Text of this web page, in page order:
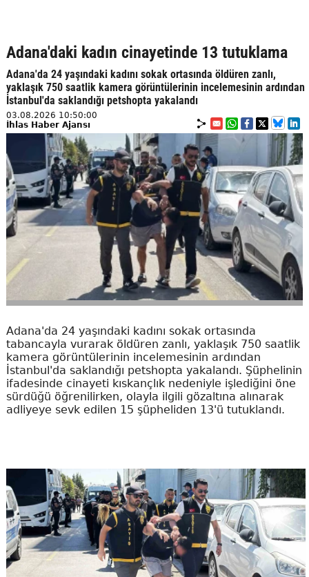
Adana'daki kadın cinayetinde 13 tutuklama
Adana'da 24 yaşındaki kadını sokak ortasında öldüren zanlı,
yaklaşık 750 saatlik kamera görüntülerinin incelemesinin ardından
İstanbul'da saklandığı petshopta yakalandı
03.08.2026 10:50:00
İhlas Haber Ajansı
Adana'da 24 yaşındaki kadını sokak ortasında
tabancayla vurarak öldüren zanlı, yaklaşık 750 saatlik
kamera görüntülerinin incelemesinin ardından
İstanbul'da saklandığı petshopta yakalandı. Şüphelinin
ifadesinde cinayeti kıskançlık nedeniyle işlediğini öne
sürdüğü öğrenilirken, olayla ilgili gözaltına alınarak
adliyeye sevk edilen 15 şüpheliden 13'ü tutuklandı.